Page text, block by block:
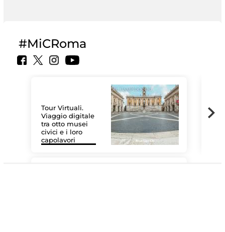
#MiCRoma
Tour Virtuali.
Viaggio digitale
tra otto musei
civici e i loro
capolavori